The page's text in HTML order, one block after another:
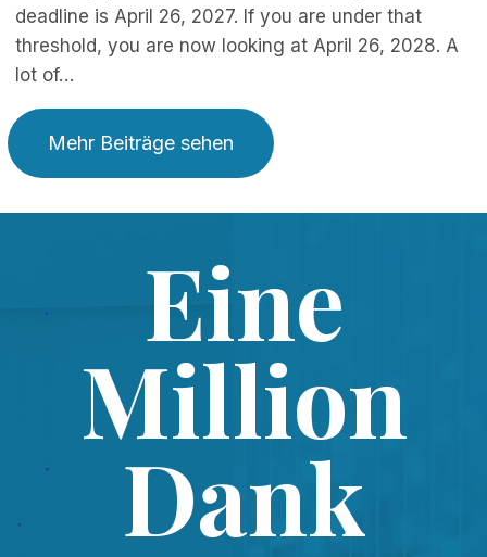
deadline is April 26, 2027. If you are under that
threshold, you are now looking at April 26, 2028. A
lot of…
Mehr Beiträge sehen
Eine
Million
Dank